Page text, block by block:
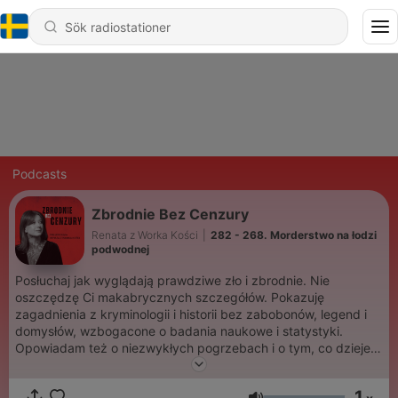
Podcasts
Zbrodnie Bez Cenzury
Renata z Worka Kości
282 - 268. Morderstwo na łodzi
podwodnej
Posłuchaj jak wyglądają prawdziwe zło i zbrodnie. Nie
oszczędzę Ci makabrycznych szczegółów. Pokazuję
zagadnienia z kryminologii i historii bez zabobonów, legend i
domysłów, wzbogacone o badania naukowe i statystyki.
Opowiadam też o niezwykłych pogrzebach i o tym, co dzieje
się z naszym ciałem po śmierci. Nowy odcinek w każdą sobotę